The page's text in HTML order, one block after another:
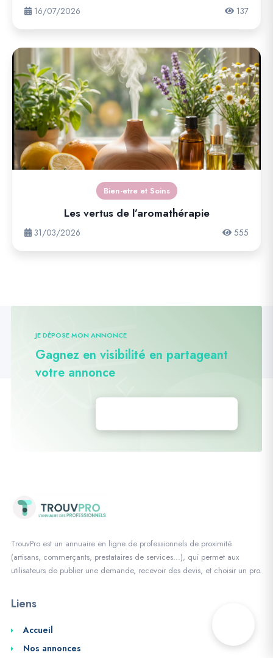
16/07/2026 137
Bien-etre et Soins
Les vertus de l’aromathérapie
31/03/2026 555
JE DÉPOSE MON ANNONCE
Gagnez en visibilité en partageant
votre annonce
TrouvPro est un annuaire en ligne de professionnels de proximité
(artisans, commerçants, prestataires de services…), qui permet aux
utilisateurs de publier une demande, recevoir des devis, et choisir un pro.
Liens
Accueil
Nos annonces